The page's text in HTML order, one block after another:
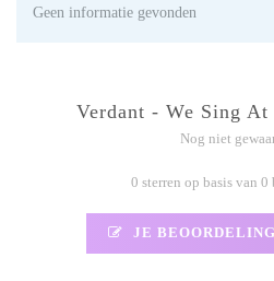
Geen informatie gevonden
Verdant - We Sing
Nog niet
0 sterren op basis van
JE